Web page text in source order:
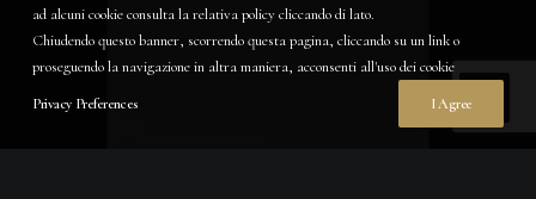
ad alcuni cookie consulta la relativa policy cliccando di lato.
Chiudendo questo banner, scorrendo questa pagina, cliccando su un link o
proseguendo la navigazione in altra maniera, acconsenti all'uso dei cookie
Privacy Preferences I Agree